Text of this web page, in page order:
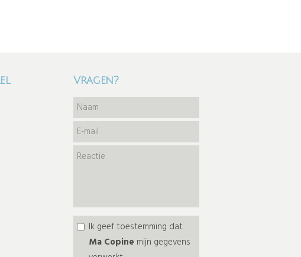
Vragen?
Ik geef toestemming dat
Ma Copine mijn gegevens